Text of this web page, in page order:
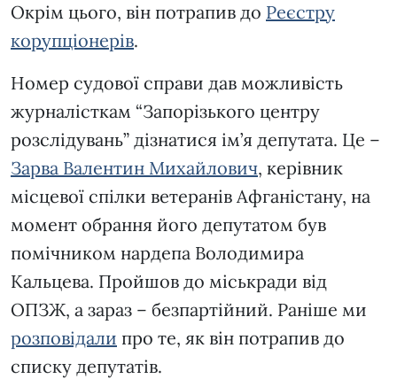
Окрім цього, він потрапив до Реєстру
корупціонерів.
Номер судової справи дав можливість
журналісткам “Запорізького центру
розслідувань” дізнатися ім’я депутата. Це –
Зарва Валентин Михайлович, керівник
місцевої спілки ветеранів Афганістану, на
момент обрання його депутатом був
помічником нардепа Володимира
Кальцева. Пройшов до міськради від
ОПЗЖ, а зараз – безпартійний. Раніше ми
розповідали про те, як він потрапив до
списку депутатів.